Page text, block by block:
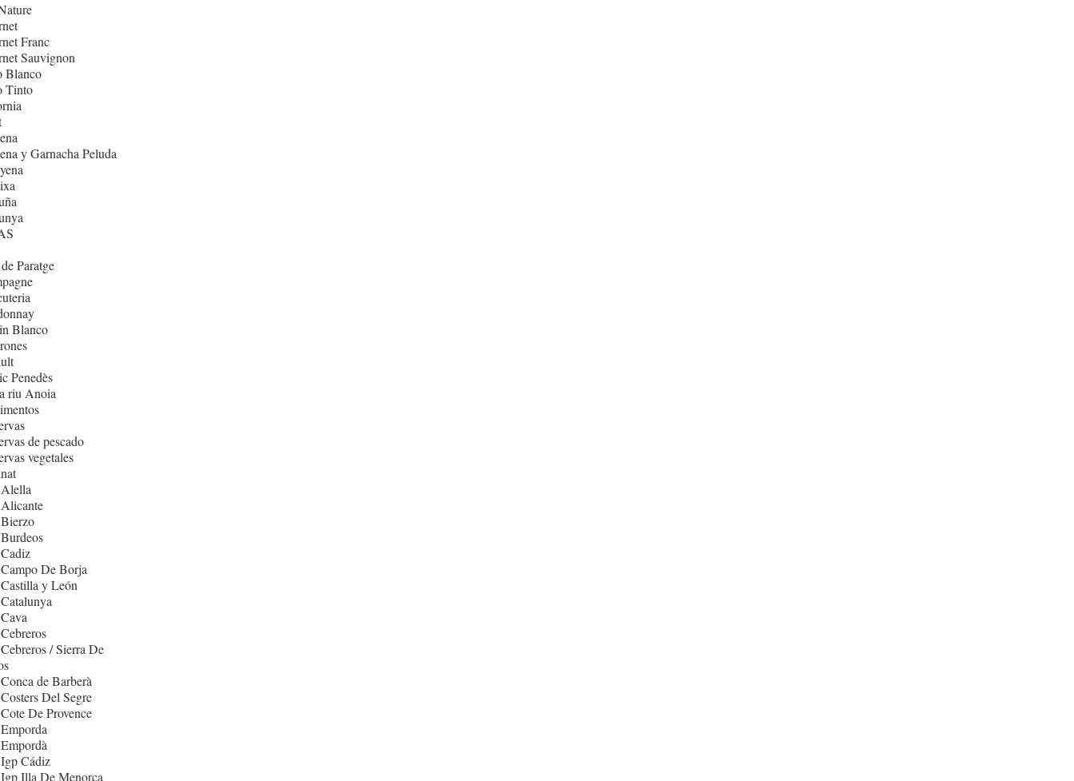
Franc
Sauvignon
Blanco
Tinto
y Garnacha Peluda
Paratge
Blanco
Penedès
riu Anoia
de pescado
vegetales
De Borja
y León
/ Sierra De
de Barberà
Del Segre
De Provence
Cádiz
Illa De Menorca